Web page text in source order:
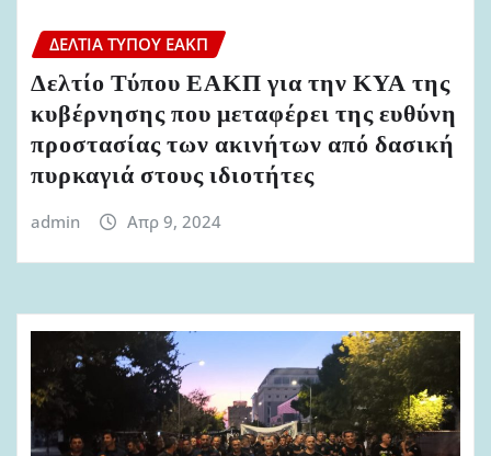
ΔΕΛΤΊΑ ΤΎΠΟΥ ΕΑΚΠ
Δελτίο Τύπου ΕΑΚΠ για την ΚΥΑ της
κυβέρνησης που μεταφέρει της ευθύνη
προστασίας των ακινήτων από δασική
πυρκαγιά στους ιδιοτήτες
admin Απρ 9, 2024